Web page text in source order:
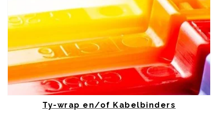
Ty-wrap en/of Kabelbinders